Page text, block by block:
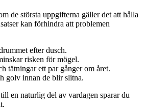
de största uppgifterna gäller det att hålla
kan förhindra att problemen
efter dusch.
risken för mögel.
tätningar ett par gånger om året.
golv innan de blir slitna.
en naturlig del av vardagen sparar du